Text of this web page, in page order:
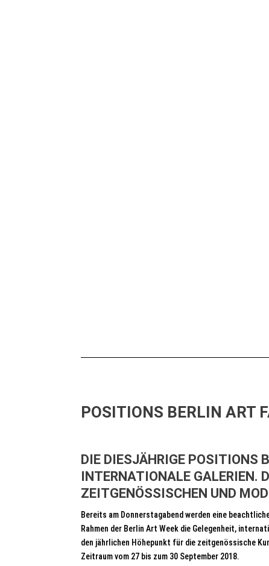
POSITIONS BERLIN ART
DIE DIESJÄHRIGE POSITIONS
INTERNATIONALE GALERIEN.
ZEITGENÖSSISCHEN UND
Bereits am Donnerstagabend werden eine
Rahmen der Berlin Art Week die Gelegenheit,
den jährlichen Höhepunkt für die zeitgenössische
Zeitraum vom 27 bis zum 30 September 2018.